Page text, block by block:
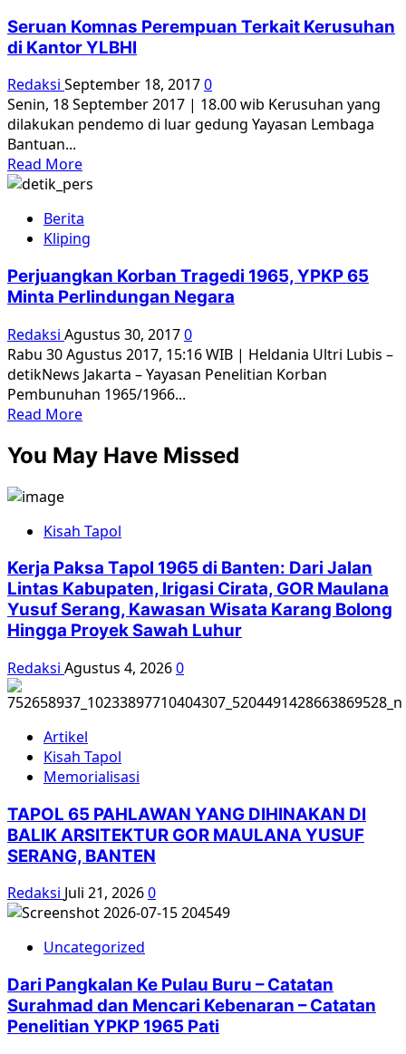
Seruan Komnas Perempuan Terkait Kerusuhan
di Kantor YLBHI
Redaksi September 18, 20170
Senin, 18 September 2017 | 18.00 wib Kerusuhan yang
dilakukan pendemo di luar gedung Yayasan Lembaga
Bantuan...
Read MoreRead
more
Seruan
Komnas
Terkait
Kerusuhan
Kantor
YLBHI
Berita
Kliping
Perjuangkan Korban Tragedi 1965, YPKP 65
Minta Perlindungan Negara
Redaksi Agustus 30, 20170
Rabu 30 Agustus 2017, 15:16 WIB | Heldania Ultri Lubis –
detikNews Jakarta – Yayasan Penelitian Korban
Pembunuhan 1965/1966...
Read MoreRead
about
Perjuangkan
1965,
65
Minta
Perlindungan
Negara
You May Have Missed
Kisah Tapol
Kerja Paksa Tapol 1965 di Banten: Dari Jalan
Lintas Kabupaten, Irigasi Cirata, GOR Maulana
Yusuf Serang, Kawasan Wisata Karang Bolong
Hingga Proyek Sawah Luhur
Redaksi Agustus 4, 20260
Artikel
Kisah Tapol
Memorialisasi
TAPOL 65 PAHLAWAN YANG DIHINAKAN DI
BALIK ARSITEKTUR GOR MAULANA YUSUF
SERANG, BANTEN
Redaksi Juli 21, 20260
Uncategorized
Dari Pangkalan Ke Pulau Buru – Catatan
Surahmad dan Mencari Kebenaran – Catatan
Penelitian YPKP 1965 Pati